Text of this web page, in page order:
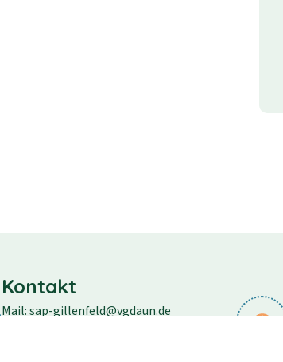
Kontakt
Mail: sap-gillenfeld@vgdaun.de